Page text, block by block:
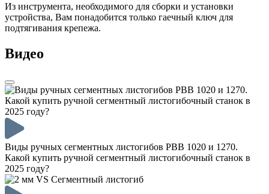
Из инструмента, необходимого для сборки и установки
устройства, Вам понадобится только гаечный ключ для
подтягивания крепежа.
Видео
Виды ручных сегментных листогибов PBB 1020 и 1270.
Какой купить ручной сегментный листогибочный станок в
2025 году?